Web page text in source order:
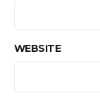
WEBSITE